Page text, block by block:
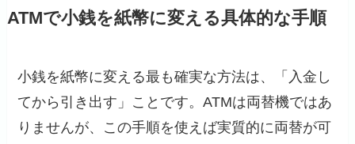
ATMで小銭を紙幣に変える具体的な手順
小銭を紙幣に変える最も確実な方法は、「入金し
てから引き出す」ことです。ATMは両替機ではあ
りませんが、この手順を使えば実質的に両替が可